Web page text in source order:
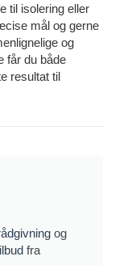
til isolering eller
mål og gerne
og
får du både
resultat til
og
fra